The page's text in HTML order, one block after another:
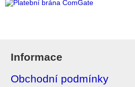
Informace
Obchodní podmínky